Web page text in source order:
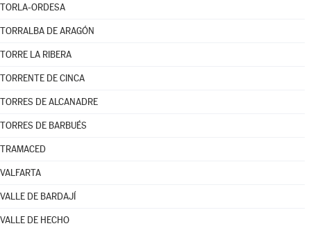
TORLA-ORDESA
TORRALBA DE ARAGÓN
TORRE LA RIBERA
TORRENTE DE CINCA
TORRES DE ALCANADRE
TORRES DE BARBUÉS
TRAMACED
VALFARTA
VALLE DE BARDAJÍ
VALLE DE HECHO